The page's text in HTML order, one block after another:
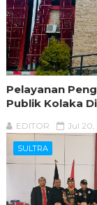
Pelayanan
Publik Kolaka
EDITOR Jul 20,
SULTRA